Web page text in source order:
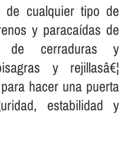
de cualquier tipo de
y paracaí­das de
de cerraduras y
y rejillasâ€¦
hacer una puerta
estabilidad y